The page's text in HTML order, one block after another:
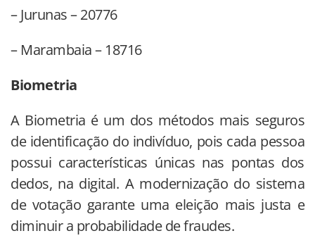
– Jurunas – 20776
– Marambaia – 18716
Biometria
A Biometria é um dos métodos mais seguros
de identificação do indivíduo, pois cada pessoa
possui características únicas nas pontas dos
dedos, na digital. A modernização do sistema
de votação garante uma eleição mais justa e
diminuir a probabilidade de fraudes.